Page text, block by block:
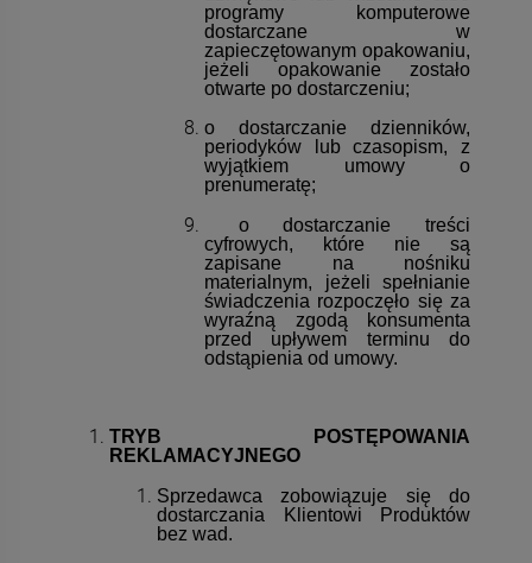
programy komputerowe
dostarczane w
zapieczętowanym opakowaniu,
jeżeli opakowanie zostało
otwarte po dostarczeniu;
o dostarczanie dzienników,
periodyków lub czasopism, z
wyjątkiem umowy o
prenumeratę;
o dostarczanie treści
cyfrowych, które nie są
zapisane na nośniku
materialnym, jeżeli spełnianie
świadczenia rozpoczęło się za
wyraźną zgodą konsumenta
przed upływem terminu do
odstąpienia od umowy.
TRYB POSTĘPOWANIA
REKLAMACYJNEGO
Sprzedawca zobowiązuje się do
dostarczania Klientowi Produktów
bez wad.